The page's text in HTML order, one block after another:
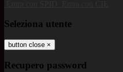
Seleziona utente
button close ×
Recupero password